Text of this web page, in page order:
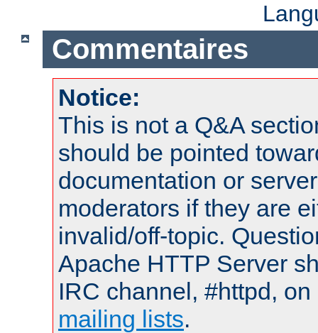
Commentaires
Notice:
This is not a Q&A
should be pointed
documentation or
moderators if they are
invalid/off-topic.
Apache HTTP Server
IRC channel, #httpd,
mailing lists.